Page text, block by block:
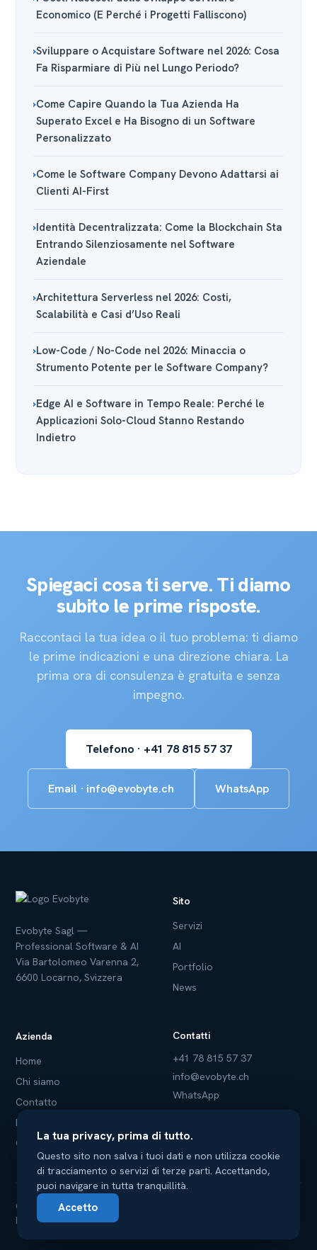
Economico (E Perché i Progetti Falliscono)
Sviluppare o Acquistare Software nel 2026: Cosa
Fa Risparmiare di Più nel Lungo Periodo?
Come Capire Quando la Tua Azienda Ha
Superato Excel e Ha Bisogno di un Software
Personalizzato
Come le Software Company Devono Adattarsi ai
Clienti AI-First
Identità Decentralizzata: Come la Blockchain Sta
Entrando Silenziosamente nel Software
Aziendale
Architettura Serverless nel 2026: Costi,
Scalabilità e Casi d’Uso Reali
Low-Code / No-Code nel 2026: Minaccia o
Strumento Potente per le Software Company?
Edge AI e Software in Tempo Reale: Perché le
Applicazioni Solo-Cloud Stanno Restando
Indietro
Spiegaci cosa ti serve. Ti diamo
subito le prime risposte.
Raccontaci la tua idea o il tuo problema: ti diamo
le prime indicazioni e una direzione chiara. La
prima ora di consulenza è gratuita e senza
impegno.
Telefono · +41 78 815 57 37
Email · info@evobyte.ch WhatsApp
Evobyte Sagl —
Professional Software & AI
Via Bartolomeo Varenna 2,
6600 Locarno, Svizzera
Sito
Servizi
AI
Portfolio
News
Azienda
Home
Chi siamo
Contatto
Norme sulla privacy
Condizioni d'uso
Contatti
+41 78 815 57 37
info@evobyte.ch
WhatsApp
© 2003–2026 Evobyte · Professional Software & AI
Norme sulla privacyCondizioni d'uso
La tua privacy, prima di tutto.
Questo sito non salva i tuoi dati e non utilizza cookie
di tracciamento o servizi di terze parti. Accettando,
puoi navigare in tutta tranquillità.
Accetto